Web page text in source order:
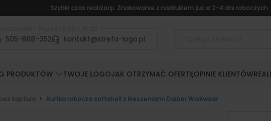
Szybki czas realizacji. Znakowanie z nadrukiem już w 2-4 dni roboczych
505-868-352 kontakt@strefa-logo.pl
PRODUKTÓW TWOJE LOGOJAK OTRZYMAĆ OFERTĘOPINIE KLIENTÓW
kaptura Kurtka robocza softshell z kieszeniami Daiber Workwear